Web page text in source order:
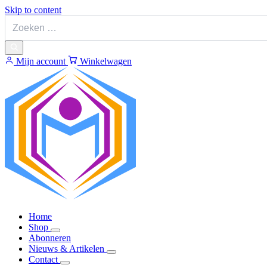
Skip to content
Mijn account Winkelwagen
Home
Shop
Abonneren
Nieuws & Artikelen
Contact